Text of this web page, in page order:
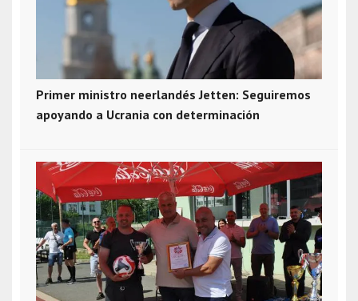
Primer ministro neerlandés Jetten: Seguiremos
apoyando a Ucrania con determinación